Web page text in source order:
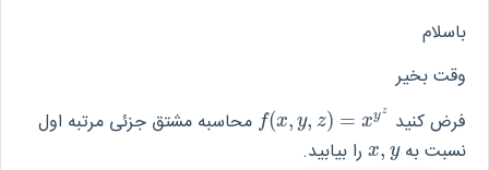
باسلام
وقت بخیر
فرض کنید
f(x, y, z) = xyz
f(x,yz)=xyz
محاسبه مشتق جزئی مرتبه اول
نسبت به
x, y
x,y را بیابید.